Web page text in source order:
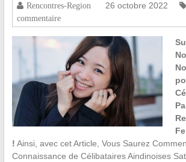
Rencontres-Region 26 octobre 2022
commentaire
! Ainsi, avec cet Article, Vous Saurez
Connaissance de Célibataires Aindinoises